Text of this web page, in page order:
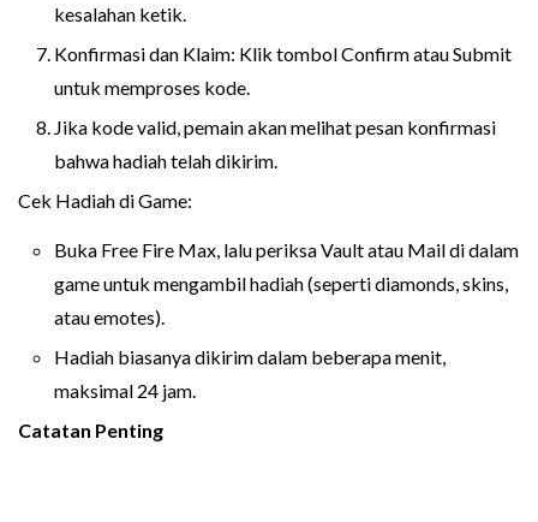
kesalahan ketik.
Konfirmasi dan Klaim: Klik tombol Confirm atau Submit
untuk memproses kode.
Jika kode valid, pemain akan melihat pesan konfirmasi
bahwa hadiah telah dikirim.
Cek Hadiah di Game:
Buka Free Fire Max, lalu periksa Vault atau Mail di dalam
game untuk mengambil hadiah (seperti diamonds, skins,
atau emotes).
Hadiah biasanya dikirim dalam beberapa menit,
maksimal 24 jam.
Catatan Penting